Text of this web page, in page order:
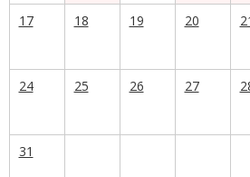
17
18 19 20
24 25 26 27
31